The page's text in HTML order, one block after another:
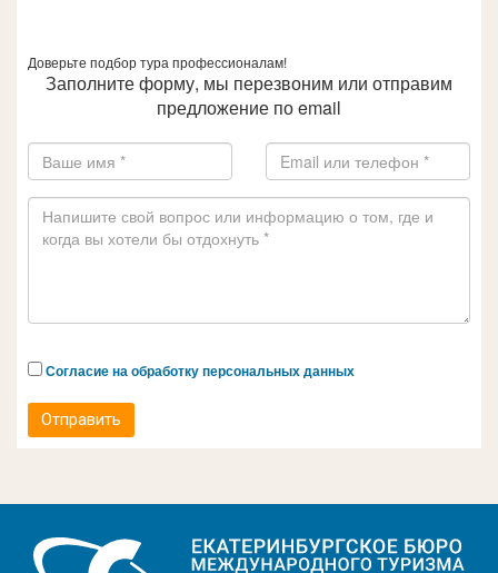
Доверьте подбор тура профессионалам!
Заполните форму, мы перезвоним или отправим
предложение по email
Согласие на обработку персональных данных
Отправить